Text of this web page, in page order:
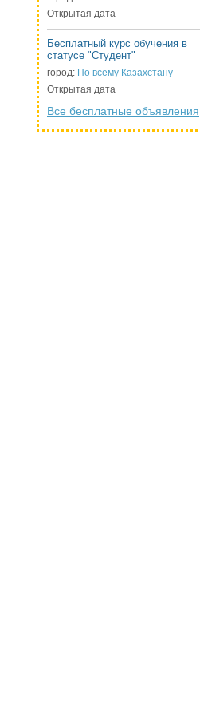
Открытая дата
Бесплатный курс обучения в
статусе "Студент"
город: По всему Казахстану
Открытая дата
Все бесплатные объявления